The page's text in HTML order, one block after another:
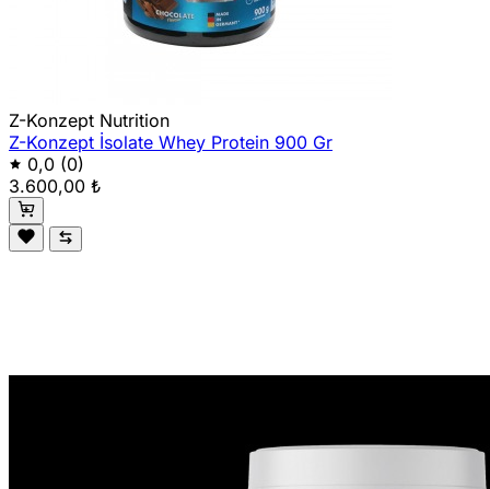
Z-Konzept Nutrition
Z-Konzept İsolate Whey Protein 900 Gr
0,0 (0)
3.600,00 ₺